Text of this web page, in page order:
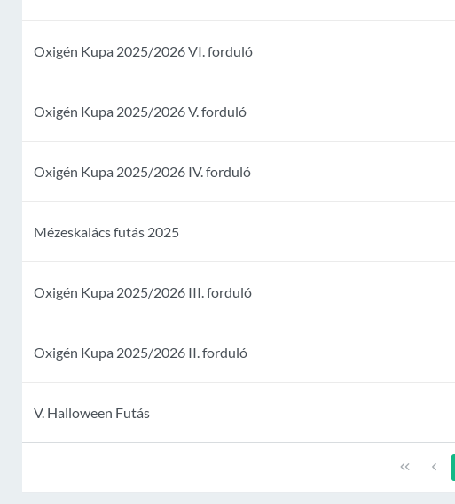
Oxigén Kupa 2025/2026 VI. forduló
Oxigén Kupa 2025/2026 V. forduló
Oxigén Kupa 2025/2026 IV. forduló
Mézeskalács futás 2025
Oxigén Kupa 2025/2026 III. forduló
Oxigén Kupa 2025/2026 II. forduló
V. Halloween Futás